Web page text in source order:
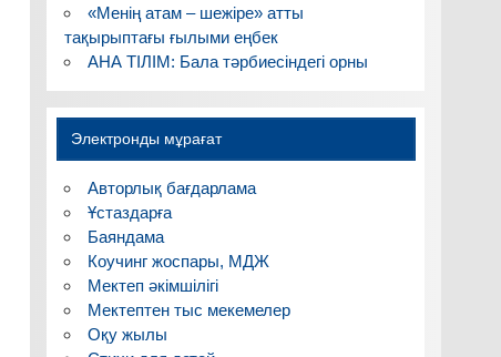
«Менің атам – шежіре» атты
тақырыптағы ғылыми еңбек
АНА ТІЛІМ: Бала тәрбиесіндегі орны
Электронды мұрағат
Авторлық бағдарлама
Ұстаздарға
Баяндама
Коучинг жоспары, МДЖ
Мектеп әкімшілігі
Мектептен тыс мекемелер
Оқу жылы